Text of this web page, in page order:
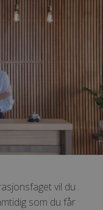
vil du
som du får